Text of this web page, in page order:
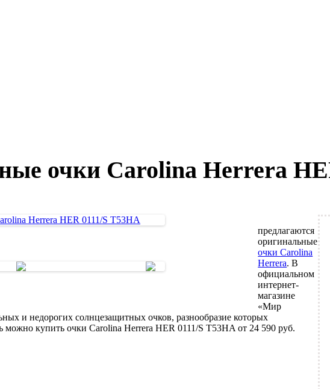
очки Carolina Herrera
предлагаются
оригинальные
очки Carolina
Herrera. В
официальном
интернет-
магазине
«Мир
и недорогих солнцезащитных очков, разнообразие которых
купить очки Carolina Herrera HER 0111/S T53HA от 24 590 руб.